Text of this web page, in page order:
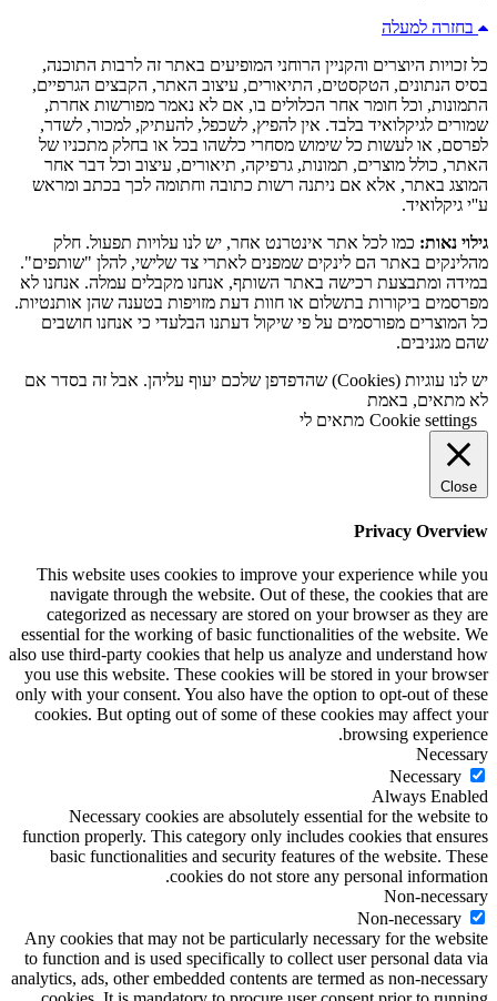
בחזרה למעלה
כל זכויות היוצרים והקניין הרוחני המופיעים באתר זה לרבות התוכנה,
בסיס הנתונים, הטקסטים, התיאורים, עיצוב האתר, הקבצים הגרפיים,
התמונות, וכל חומר אחר הכלולים בו, אם לא נאמר מפורשות אחרת,
שמורים לגיקלואיד בלבד. אין להפיץ, לשכפל, להעתיק, למכור, לשדר,
לפרסם, או לעשות כל שימוש מסחרי כלשהו בכל או בחלק מתכניו של
האתר, כולל מוצרים, תמונות, גרפיקה, תיאורים, עיצוב וכל דבר אחר
המוצג באתר, אלא אם ניתנה רשות כתובה וחתומה לכך בכתב ומראש
ע''י גיקלואיד.
גילוי נאות: כמו לכל אתר אינטרנט אחר, יש לנו עלויות תפעול. חלק
מהלינקים באתר הם לינקים שמפנים לאתרי צד שלישי, להלן "שותפים".
במידה ומתבצעת רכישה באתר השותף, אנחנו מקבלים עמלה. אנחנו לא
מפרסמים ביקורות בתשלום או חוות דעת מזויפות בטענה שהן אותנטיות.
כל המוצרים מפורסמים על פי שיקול דעתנו הבלעדי כי אנחנו חושבים
שהם מגניבים.
יש לנו עוגיות (Cookies) שהדפדפן שלכם יעוף עליהן. אבל זה בסדר אם
לא מתאים, באמת
Cookie settings מתאים לי
Close
Privacy Overview
This website uses cookies to improve your experience while you
navigate through the website. Out of these, the cookies that are
categorized as necessary are stored on your browser as they are
essential for the working of basic functionalities of the website. We
also use third-party cookies that help us analyze and understand how
you use this website. These cookies will be stored in your browser
only with your consent. You also have the option to opt-out of these
cookies. But opting out of some of these cookies may affect your
browsing experience.
Necessary
Necessary
Always Enabled
Necessary cookies are absolutely essential for the website to
function properly. This category only includes cookies that ensures
basic functionalities and security features of the website. These
cookies do not store any personal information.
Non-necessary
Non-necessary
Any cookies that may not be particularly necessary for the website
to function and is used specifically to collect user personal data via
analytics, ads, other embedded contents are termed as non-necessary